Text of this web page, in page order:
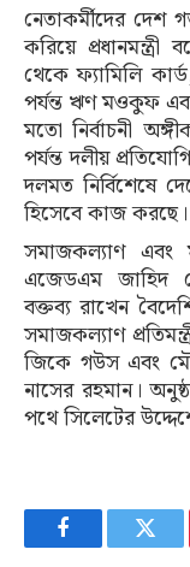
নেতাকর্মীদের
করিয়ে
থেকে ফ্যামিলি
পর্যন্ত ঋণ মওকুফ
মতো নির্বাচনী
পর্যন্ত দলীয়
দলমত নির্বিশেষে
হিসেবে কাজ করছে।
সমাজকল্যাণ এবং
এজেডএম জাহিদ
বক্তব্য রাখেন
সমাজকল্যাণ
জিকে গউস এবং
নাসের রহমান।
পথে সিলেটের
Facebook